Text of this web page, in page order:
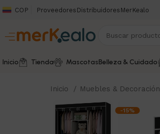
COP Proveedores Distribuidores MerKealo
Inicio Tienda MascotasBelleza & Cuidado
Inicio Muebles & Decoración
-15%